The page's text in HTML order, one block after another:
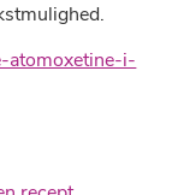
atomoxetine-i-